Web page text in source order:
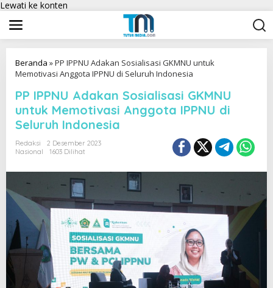
Lewati ke konten
Beranda »PP IPPNU Adakan Sosialisasi GKMNU untuk
Memotivasi Anggota IPPNU di Seluruh Indonesia
PP IPPNU Adakan Sosialisasi GKMNU
untuk Memotivasi Anggota IPPNU di
Seluruh Indonesia
Redaksi
2 Desember 2023
Nasional
1603 Dilihat